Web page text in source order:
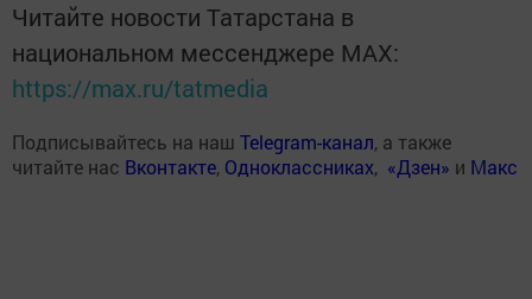
Читайте новости Татарстана в
национальном мессенджере MАХ:
https://max.ru/tatmedia
Подписывайтесь на наш Telegram-канал, а также
читайте нас Вконтакте, Одноклассниках, «Дзен» и Макс